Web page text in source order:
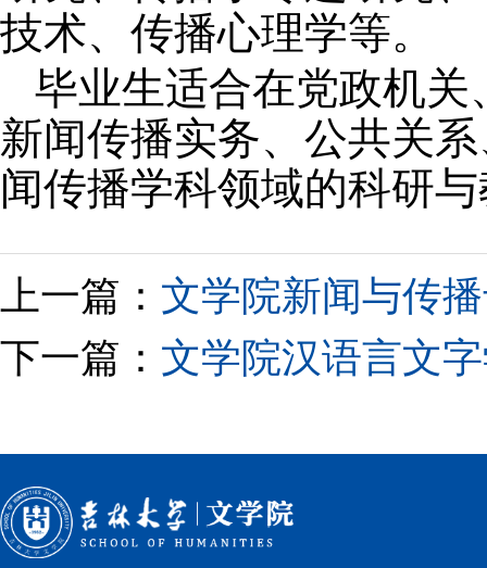
技术、传播心理学等。
毕业生适合在党政机
新闻传播实务、公共关
闻传播学科领域的科研
上一篇： 文学院新闻与传
下一篇： 文学院汉语言文